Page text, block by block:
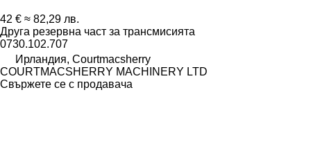
42 € ≈ 82,29 лв.
Друга резервна част за трансмисията
0730.102.707
Ирландия, Courtmacsherry
COURTMACSHERRY MACHINERY LTD
Свържете се с продавача